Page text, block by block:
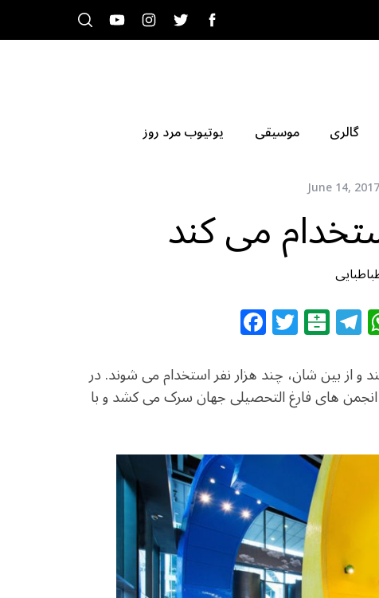
گالری موسیقی یوتیوب مرد روز
June 14, 2017
می کند
F
a
c
e
o
k
T
w
itt
e
B
al
at
ar
in
و از بین شان، چند هزار نفر استخدام می شوند. در
های فارغ التحصیلی جهان سرک می کشد و با